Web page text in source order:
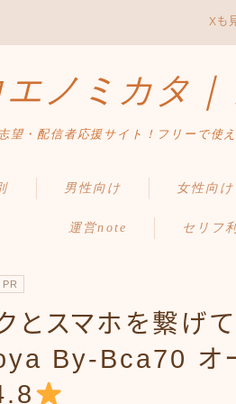
Xも
エノミカタ
望・配信者応援サイト！フリーで使
男性向け 女性向け
運営note セリフ
PR
とスマホを繋げ
By-Bca70 オ